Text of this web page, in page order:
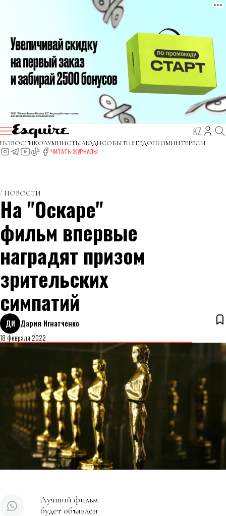
KZ
НОВОСТИКОЛУМНИСТЫЛЮДИСОБЫТИЯГЕДОНИЗМИНТЕРЕСЫ
ЧИТАТЬ ЖУРНАЛЫ
НОВОСТИ
На "Оскаре"
фильм впервые
наградят призом
зрительских
симпатий
ДИ Дария Игнатченко
18 февраля 2022
Лучший фильм
будет объявлен